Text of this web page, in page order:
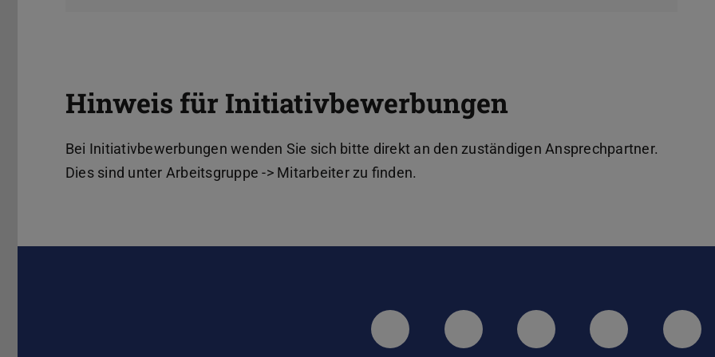
Hinweis für Initiativbewerbungen
Bei Initiativbewerbungen wenden Sie sich bitte direkt an den zuständigen Ansprechpartner.
Dies sind unter Arbeitsgruppe -> Mitarbeiter zu finden.
LinkedIn-Seite der TU Darmstadt
Instagram-Kanal der TU
Bluesky-Kanal der